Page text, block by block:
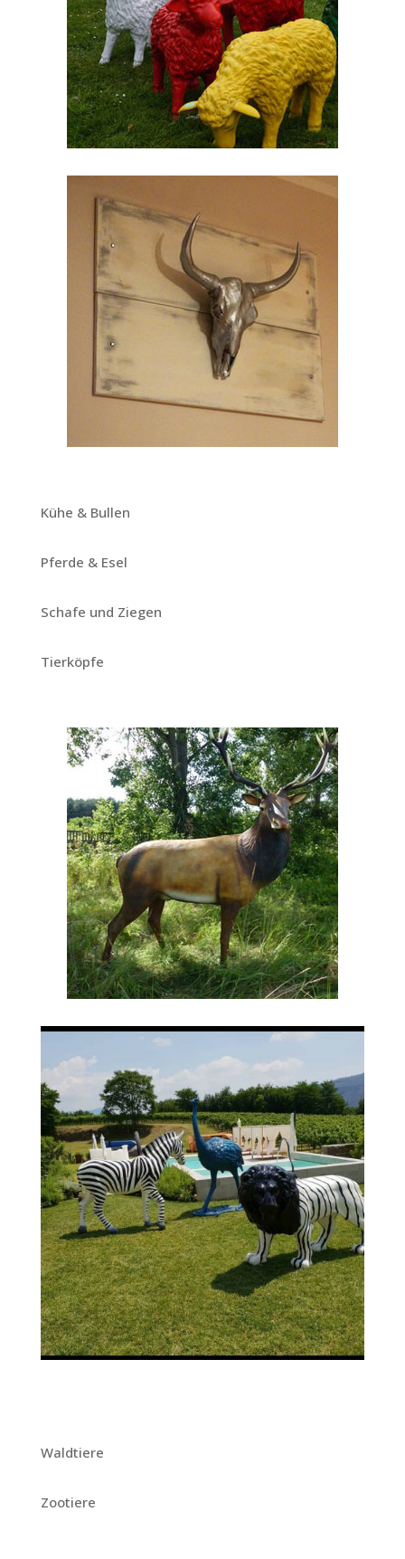
Kühe & Bullen
Pferde & Esel
Schafe und Ziegen
Tierköpfe
Waldtiere
Zootiere